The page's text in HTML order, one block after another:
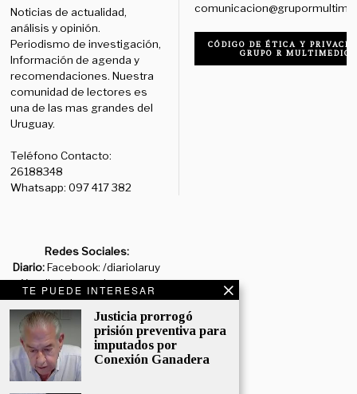
TE PUEDE INTERESAR
Justicia prorrogó
prisión preventiva para
imputados por
Conexión Ganadera
Noticias de actualidad,
análisis y opinión.
Periodismo de investigación,
Información de agenda y
recomendaciones. Nuestra
comunidad de lectores es
una de las mas grandes del
Uruguay.
Teléfono Contacto:
26188348
Whatsapp: 097 417 382
CÓDIGO DE ÉTICA Y
GRUPO R MULTIMEDIO
Redes Sociales:
Diario:Facebook: /diariolaruy
- X: @diariolaruy - Instagram:
@diariolar_uy
Departamento Comercial:
comercial@grupormultimedio.com
Departamento de Avisos: